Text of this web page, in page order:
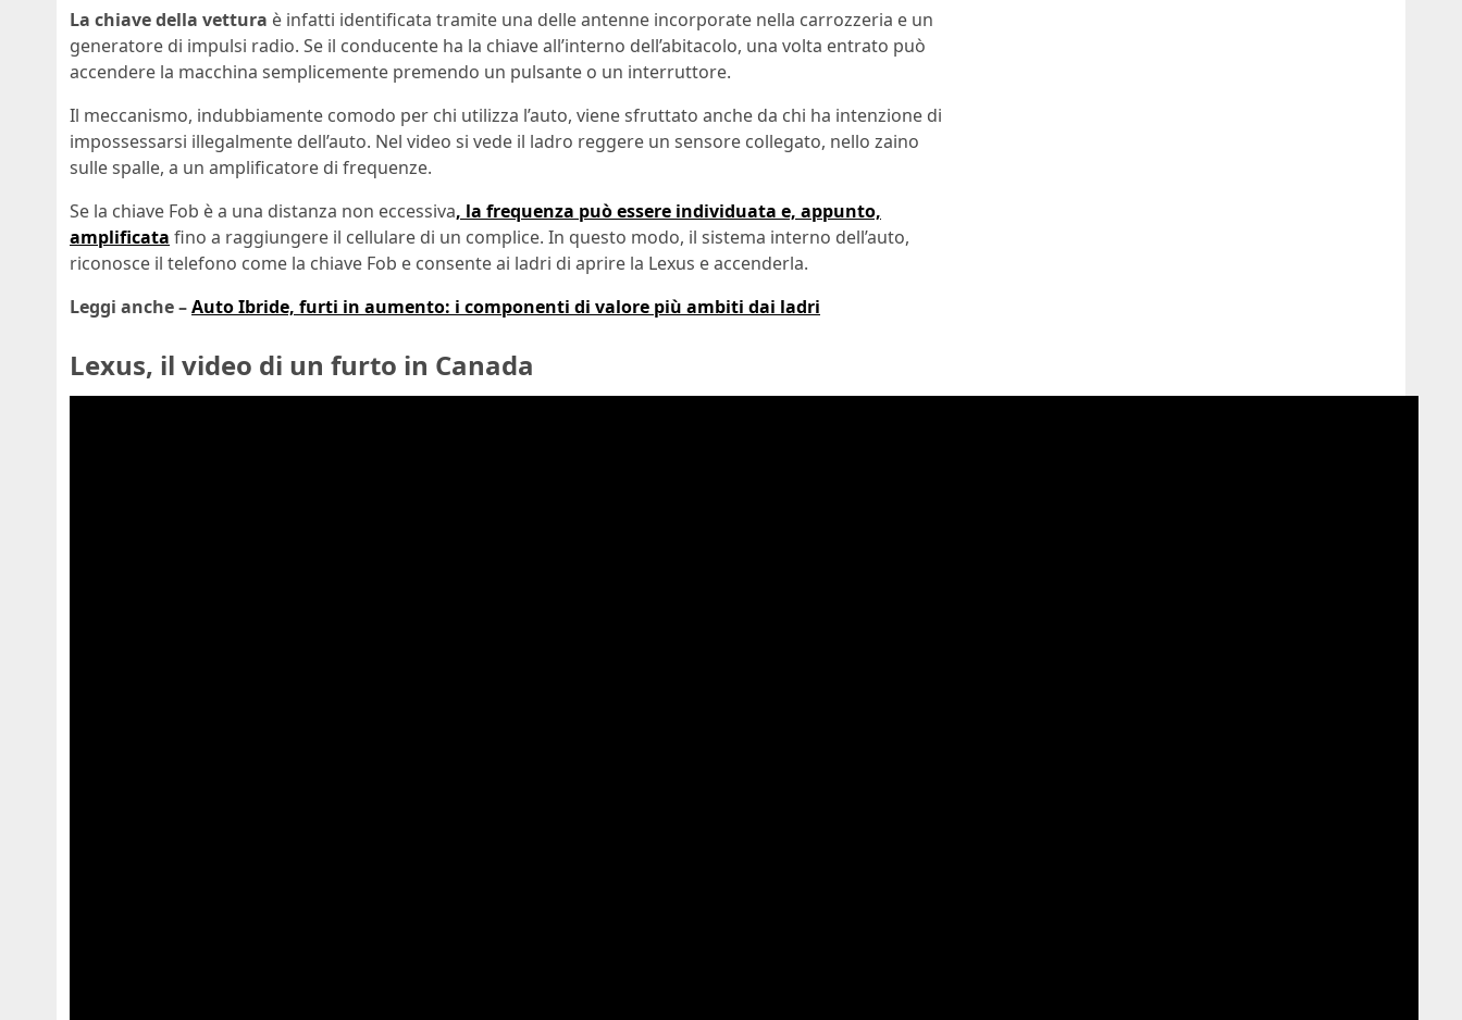
La chiave della vettura è infatti identificata tramite una delle antenne incorporate nella carrozzeria e un
generatore di impulsi radio. Se il conducente ha la chiave all’interno dell’abitacolo, una volta entrato può
accendere la macchina semplicemente premendo un pulsante o un interruttore.
Il meccanismo, indubbiamente comodo per chi utilizza l’auto, viene sfruttato anche da chi ha intenzione di
impossessarsi illegalmente dell’auto. Nel video si vede il ladro reggere un sensore collegato, nello zaino
sulle spalle, a un amplificatore di frequenze.
Se la chiave Fob è a una distanza non eccessiva, la frequenza può essere individuata e, appunto,
amplificata fino a raggiungere il cellulare di un complice. In questo modo, il sistema interno dell’auto,
riconosce il telefono come la chiave Fob e consente ai ladri di aprire la Lexus e accenderla.
Leggi anche –Auto Ibride, furti in aumento: i componenti di valore più ambiti dai ladri
Lexus, il video di un furto in Canada